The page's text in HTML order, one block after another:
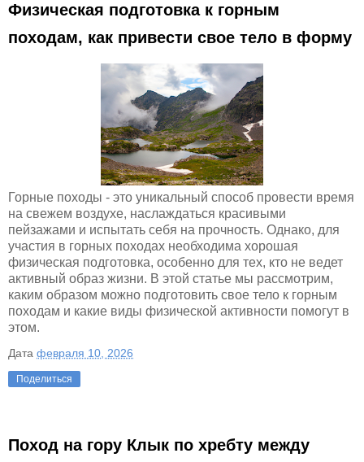
Физическая подготовка к горным
походам, как привести свое тело в форму
Горные походы - это уникальный способ провести время
на свежем воздухе, наслаждаться красивыми
пейзажами и испытать себя на прочность. Однако, для
участия в горных походах необходима хорошая
физическая подготовка, особенно для тех, кто не ведет
активный образ жизни. В этой статье мы рассмотрим,
каким образом можно подготовить свое тело к горным
походам и какие виды физической активности помогут в
этом.
Дата февраля 10, 2026
Поделиться
Поход на гору Клык по хребту между